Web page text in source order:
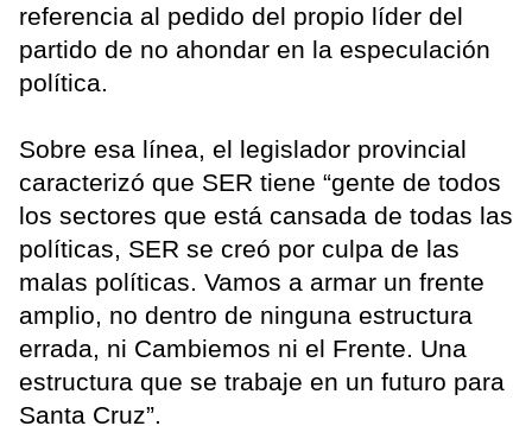
referencia al pedido del propio líder del
partido de no ahondar en la especulación
política.
Sobre esa línea, el legislador provincial
caracterizó que SER tiene “gente de todos
los sectores que está cansada de todas las
políticas, SER se creó por culpa de las
malas políticas. Vamos a armar un frente
amplio, no dentro de ninguna estructura
errada, ni Cambiemos ni el Frente. Una
estructura que se trabaje en un futuro para
Santa Cruz”.